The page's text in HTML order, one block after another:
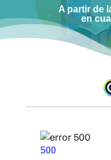
A partir de
en